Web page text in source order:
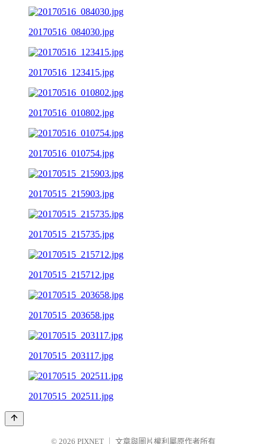
20170516_084030.jpg
20170516_123415.jpg
20170516_010802.jpg
20170516_010754.jpg
20170515_215903.jpg
20170515_215735.jpg
20170515_215712.jpg
20170515_203658.jpg
20170515_203117.jpg
20170515_202511.jpg
© 2026 PIXNET 文章與圖片權利屬原作者所有